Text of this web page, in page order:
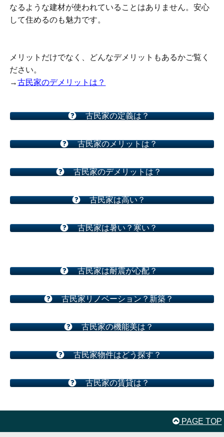
なるような建材が使われていることはありません。安心
して住めるのも魅力です。
メリットだけでなく、どんなデメリットもあるかご覧く
ださい。
→古民家のデメリットは？
古民家の定義は？
古民家のメリットは？
古民家のデメリットは？
古民家は高い？
古民家は暑い？寒い？
古民家は耐震が心配？
古民家リノベーション？新築？
古民家の機能美は？
古民家物件はどう探す？
古民家の賃貸は？
PAGE TOP